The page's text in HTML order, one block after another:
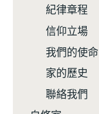
紀律章程
信仰立場
我們的使命
家的歷史
聯絡我們